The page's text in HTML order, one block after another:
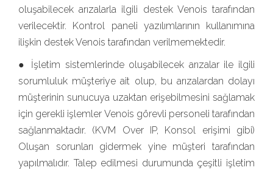
oluşabilecek arızalarla ilgili destek Venois tarafından
verilecektir. Kontrol paneli yazılımlarının kullanımına
ilişkin destek Venois tarafından verilmemektedir.
● İşletim sistemlerinde oluşabilecek arızalar ile ilgili
sorumluluk müşteriye ait olup, bu arızalardan dolayı
müşterinin sunucuya uzaktan erişebilmesini sağlamak
için gerekli işlemler Venois görevli personeli tarafından
sağlanmaktadır. (KVM Over IP, Konsol erişimi gibi)
Oluşan sorunları gidermek yine müşteri tarafından
yapılmalıdır. Talep edilmesi durumunda çeşitli işletim